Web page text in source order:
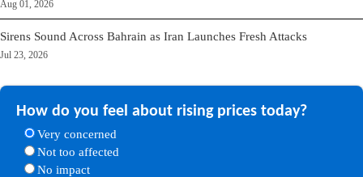
Aug 01, 2026
Sirens Sound Across Bahrain as Iran Launches Fresh Attacks
Jul 23, 2026
How do you feel about rising prices today?
Very concerned
Not too affected
No impact